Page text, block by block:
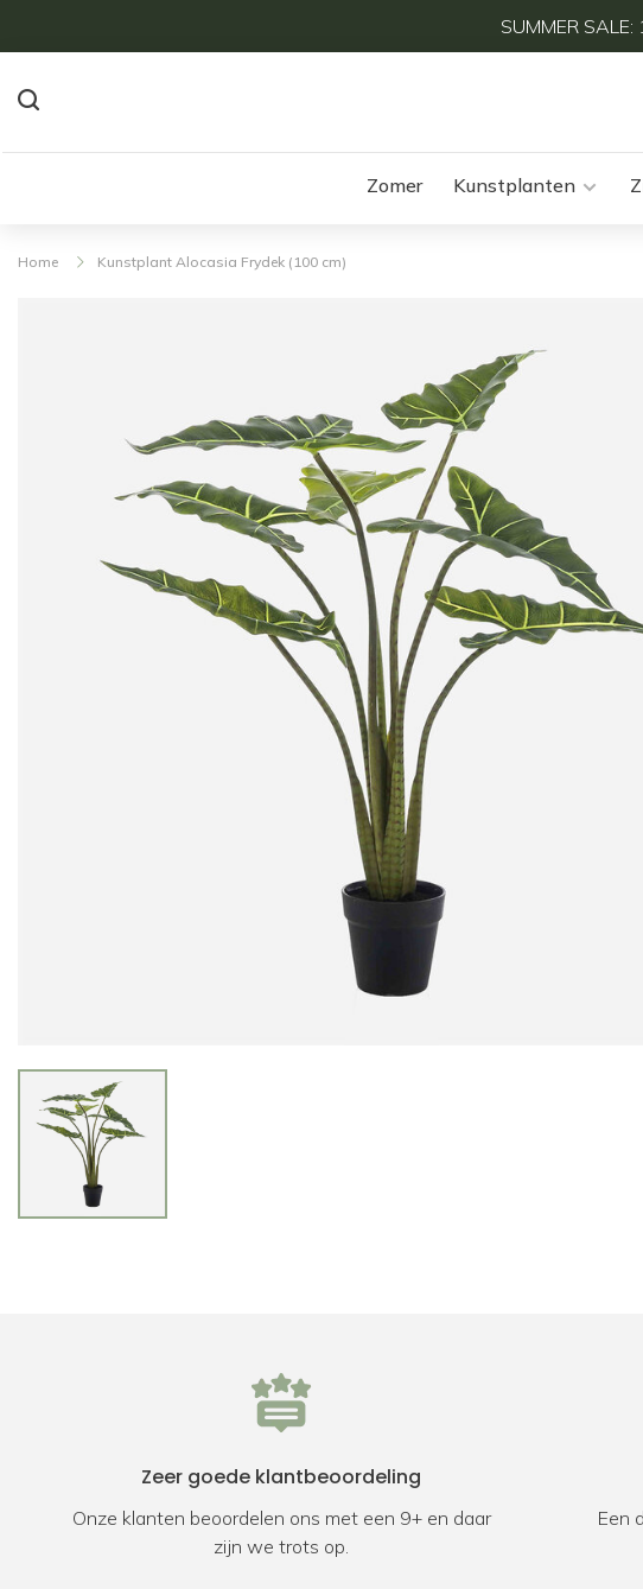
SUMMER
Zomer Kunstplanten
Home Kunstplant Alocasia Frydek (100 cm)
Zeer goede klantbeoordeling
Onze klanten beoordelen ons met een 9+ en daar
zijn we trots op.
Een